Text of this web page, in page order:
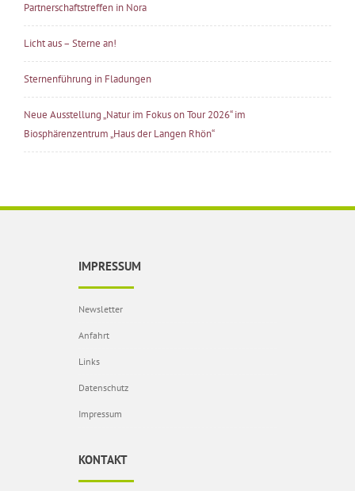
Partnerschaftstreffen in Nora
Licht aus – Sterne an!
Sternenführung in Fladungen
Neue Ausstellung „Natur im Fokus on Tour 2026“ im
Biosphärenzentrum „Haus der Langen Rhön“
IMPRESSUM
Newsletter
Anfahrt
Links
Datenschutz
Impressum
KONTAKT